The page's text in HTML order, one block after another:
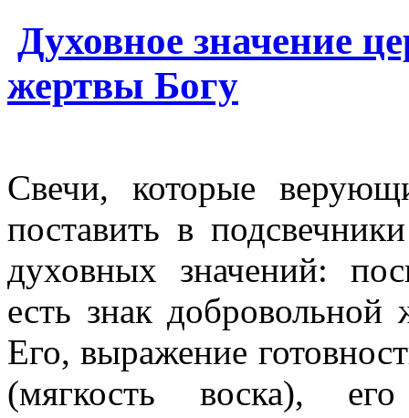
Духовное значение
жертвы Богу
Свечи, которые
поставить в
духовных значений:
есть знак
Его, выражение
(мягкость воска),